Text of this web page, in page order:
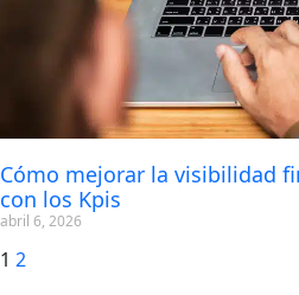
Cómo mejorar la visibilidad
con los Kpis
abril 6, 2026
1 2